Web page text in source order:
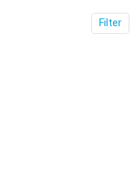
Filter